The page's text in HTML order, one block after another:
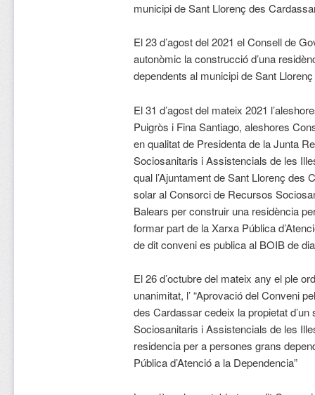
municipi de Sant Llorenç des
El 23 d’agost del 2021 el Consell de
autonòmic la construcció d’una
dependents al municipi de Sant
El 31 d’agost del mateix 2021
Puigròs i Fina Santiago, aleshores
en qualitat de Presidenta de la Junta
Sociosanitaris i Assistencials de les
qual l’Ajuntament de Sant Llorenç des
solar al Consorci de Recursos
Balears per construir una residència
formar part de la Xarxa Pública
de dit conveni es publica al BOIB de
El 26 d’octubre del mateix any el ple
unanimitat, l’ “Aprovació del Conveni
des Cardassar cedeix la propietat
Sociosanitaris i Assistencials de les
residencia per a persones grans
Pública d’Atenció a la Dependencia”